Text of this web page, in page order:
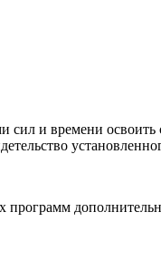
и времени
программ